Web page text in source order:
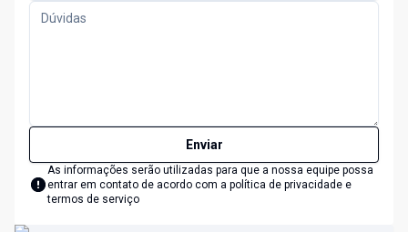
Enviar
As informações serão utilizadas para que a nossa equipe possa
entrar em contato de acordo com a política de privacidade e
termos de serviço